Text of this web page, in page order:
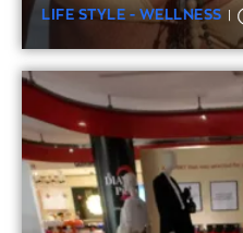
LIFE STYLE - WELLNESS